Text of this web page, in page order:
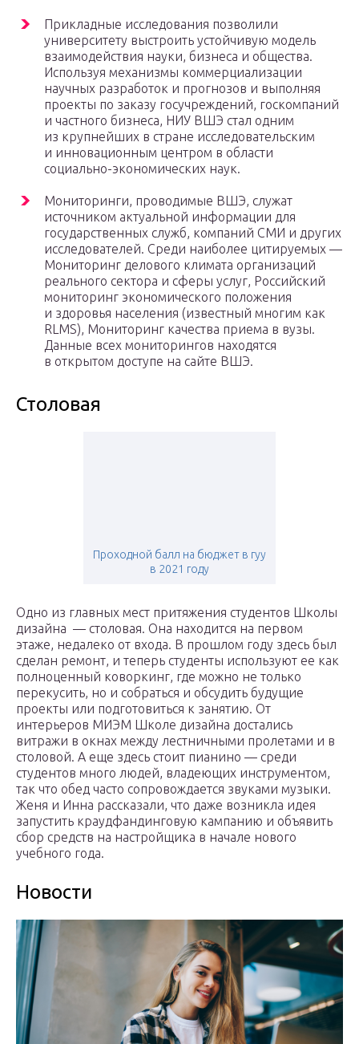
Прикладные исследования позволили
университету выстроить устойчивую модель
взаимодействия науки, бизнеса и общества.
Используя механизмы коммерциализации
научных разработок и прогнозов и выполняя
проекты по заказу госучреждений, госкомпаний
и частного бизнеса, НИУ ВШЭ стал одним
из крупнейших в стране исследовательским
и инновационным центром в области
социально-экономических наук.
Мониторинги, проводимые ВШЭ, служат
источником актуальной информации для
государственных служб, компаний СМИ и других
исследователей. Среди наиболее цитируемых —
Мониторинг делового климата организаций
реального сектора и сферы услуг, Российский
мониторинг экономического положения
и здоровья населения (известный многим как
RLMS), Мониторинг качества приема в вузы.
Данные всех мониторингов находятся
в открытом доступе на сайте ВШЭ.
Столовая
Проходной балл на бюджет в гуу
в 2021 году
Одно из главных мест притяжения студентов Школы
дизайна — столовая. Она находится на первом
этаже, недалеко от входа. В прошлом году здесь был
сделан ремонт, и теперь студенты используют ее как
полноценный коворкинг, где можно не только
перекусить, но и собраться и обсудить будущие
проекты или подготовиться к занятию. От
интерьеров МИЭМ Школе дизайна достались
витражи в окнах между лестничными пролетами и в
столовой. А еще здесь стоит пианино — среди
студентов много людей, владеющих инструментом,
так что обед часто сопровождается звуками музыки.
Женя и Инна рассказали, что даже возникла идея
запустить краудфандинговую кампанию и объявить
сбор средств на настройщика в начале нового
учебного года.
Новости